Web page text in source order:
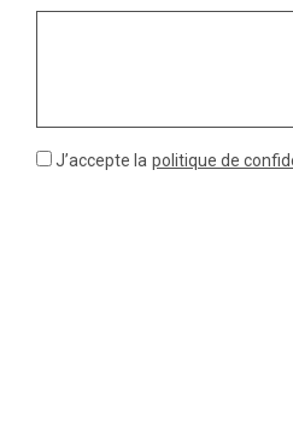
J’accepte la politique de